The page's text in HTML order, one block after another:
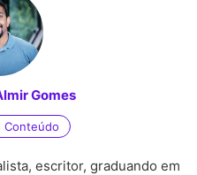
Gomes
Conteúdo
escritor, graduando em